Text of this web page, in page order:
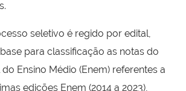
seletivo é regido por edital,
para classificação as notas do
Ensino Médio (Enem) referentes a
edições Enem (2014 a 2023),